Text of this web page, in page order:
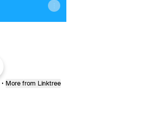
• More from Linktree